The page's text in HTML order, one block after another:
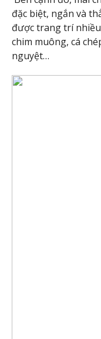
đặc biệt, ngắn và
được trang trí
chim muông, cá
nguyệt…